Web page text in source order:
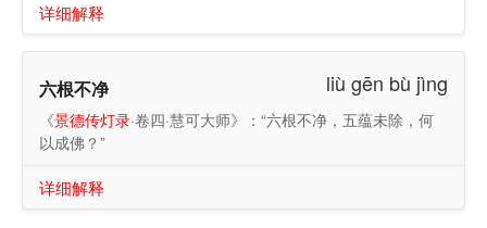
详细解释
六根不净 liù gēn bù jìng
《景德传灯录·卷四·慧可大师》：“六根不净，五蕴未除，何
以成佛？”
详细解释